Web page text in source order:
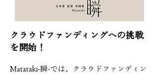
クラウドファンディングへの挑戦
を開始！
Matataki-瞬-では、クラウドファンディン